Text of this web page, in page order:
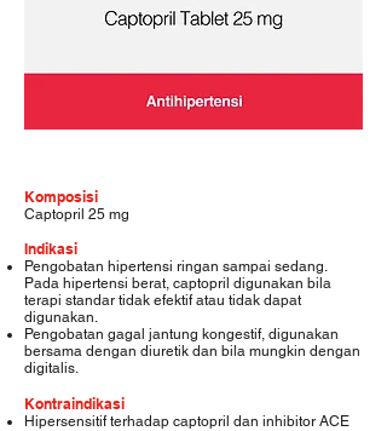
Komposisi
Captopril 25 mg
Indikasi
Pengobatan hipertensi ringan sampai sedang.
Pada hipertensi berat, captopril digunakan bila
terapi standar tidak efektif atau tidak dapat
digunakan.
Pengobatan gagal jantung kongestif, digunakan
bersama dengan diuretik dan bila mungkin dengan
digitalis.
Kontraindikasi
Hipersensitif terhadap captopril dan inhibitor ACE